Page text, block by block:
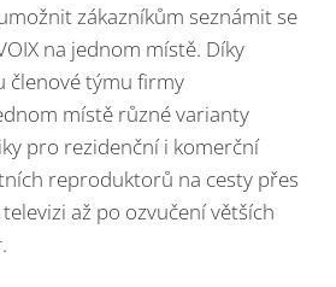
zákazníkům seznámit se
na jednom místě. Díky
členové týmu firmy
místě různé varianty
pro rezidenční i komerční
reproduktorů na cesty přes
až po ozvučení větších